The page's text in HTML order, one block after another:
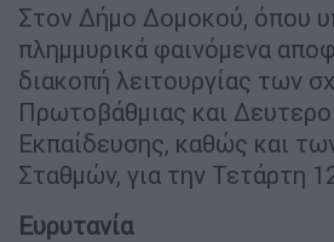
Στον Δήμο Δομοκού, όπου
πλημμυρικά φαινόμενα
διακοπή λειτουργίας των
Πρωτοβάθμιας και
Εκπαίδευσης, καθώς και
Σταθμών, για την Τετάρτη
Ευρυτανία